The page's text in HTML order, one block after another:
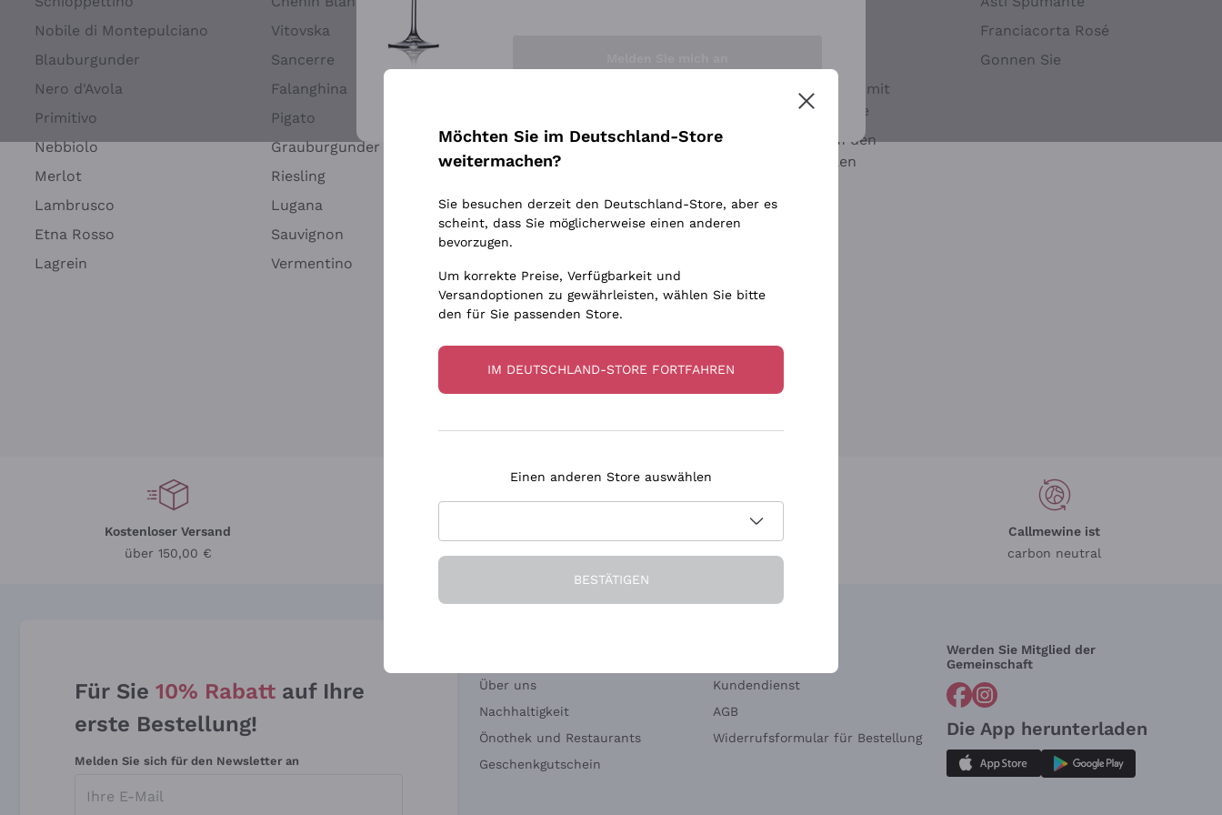
Nobile di Montepulciano
Blauburgunder
Nero d'Avola
Primitivo
Nebbiolo
Merlot
Lambrusco
Etna Rosso
Lagrein
Vitovska
Sancerre
Falanghina
Pigato
Grauburgunder
Riesling
Lugana
Sauvignon
Vermentino
Ca' dei Frati
Biondi Santi
Quintarelli Giuseppe
Rinaldi Giuseppe
Egly Ouriet
Jacquesson
Agrapart
Ohne Sulfit oder mit
minimalen Sulfite
Maischung auf den
Traubenschalen
Franciacorta Rosé
Gonnen Sie
Kostenloser Versand
über 150,00 €
in Deutschland
in 3 Raten
Callmewine ist
carbon neutral
Für Sie 10% Rabatt auf Ihre
erste Bestellung!
Melden Sie sich für den Newsletter an
Über uns
Nachhaltigkeit
Önothek und Restaurants
Geschenkgutschein
Kundendienst
AGB
Widerrufsformular für Bestellung
Werden Sie Mitglied der
Gemeinschaft
Die App herunterladen
Möchten Sie im Deutschland-Store
weitermachen?
Sie besuchen derzeit den Deutschland-Store, aber es
scheint, dass Sie möglicherweise einen anderen
bevorzugen.
Um korrekte Preise, Verfügbarkeit und
Versandoptionen zu gewährleisten, wählen Sie bitte
den für Sie passenden Store.
IM DEUTSCHLAND-STORE FORTFAHREN
Einen anderen Store auswählen
BESTÄTIGEN